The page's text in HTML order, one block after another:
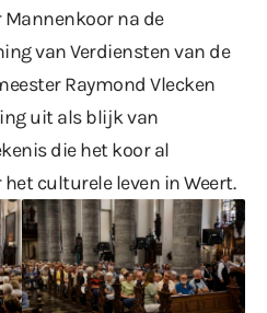
Mannenkoor na de
van Verdienstenvan de
Raymond Vlecken
uit als blijk van
die het koor al
culturele leven in Weert.